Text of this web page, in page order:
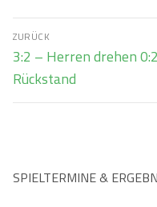
ZURÜCK
Vorheriger
Beitrag:
3:2 – Herren drehen
Rückstand
SPIELTERMINE &